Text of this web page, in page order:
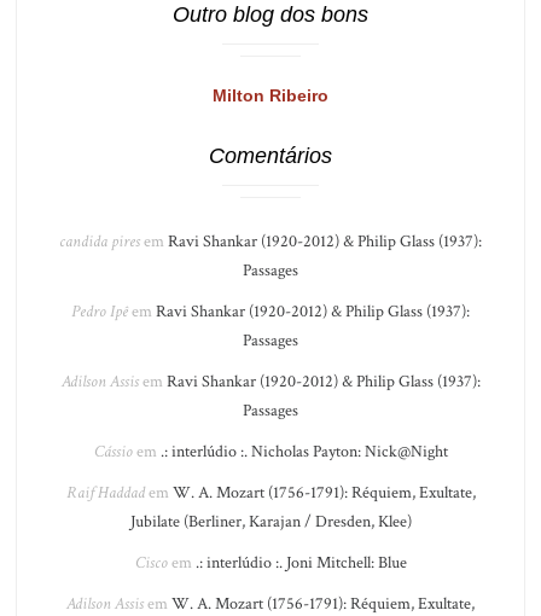
Outro blog dos bons
Milton Ribeiro
Comentários
candida piresem Ravi Shankar (1920-2012) & Philip Glass (1937):
Passages
Pedro Ipêem Ravi Shankar (1920-2012) & Philip Glass (1937):
Passages
Adilson Assisem Ravi Shankar (1920-2012) & Philip Glass (1937):
Passages
Cássioem .: interlúdio :. Nicholas Payton: Nick@Night
Raif Haddadem W. A. Mozart (1756-1791): Réquiem, Exultate,
Jubilate (Berliner, Karajan / Dresden, Klee)
Ciscoem .: interlúdio :. Joni Mitchell: Blue
Adilson Assisem W. A. Mozart (1756-1791): Réquiem, Exultate,